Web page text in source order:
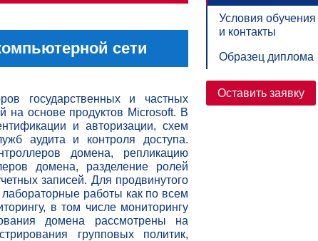
сети
государственных и частных
на основе продуктов Microsoft. В
и авторизации, схем
аудита и контроля доступа.
домена, репликацию
домена, разделение ролей
записей. Для продвинутого
работы как по всем
в том числе мониторингу
домена рассмотрены на
групповых политик,
Условия обучения
и контакты
Образец диплома
Оставить заявку